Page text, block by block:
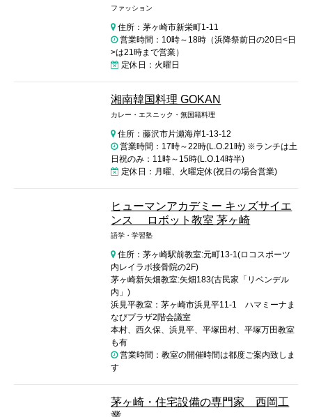
ファッション
住所：茅ヶ崎市新栄町1-11
営業時間：10時～18時（浜降祭前日の20日<日
>は21時まで営業）
定休日：火曜日
湘南韓国料理 GOKAN
カレー・エスニック・無国籍料理
住所：藤沢市片瀬海岸1-13-12
営業時間：17時～22時(L.O.21時) ※ランチは土
日祝のみ：11時～15時(L.O.14時半)
定休日：月曜、火曜定休(祝日の場合営業)
ヒューマンアカデミー キッズサイエ
ンス ロボット教室 茅ヶ崎
語学・学習塾
住所：茅ヶ崎駅前教室:元町13-1(ロコスポーツ
内レイラボ接骨院の2F)
茅ヶ崎新矢畑教室:矢畑183(古民家「リベンデル
内」)
浜見平教室：茅ヶ崎市浜見平11-1 ハマミーナま
なびプラザ2階会議室
本村、西久保、浜見平、平塚田村、平塚万田教室
も有
営業時間：教室の開催時間は都度ご案内致しま
す
茅ヶ崎・住宅設備の専門家 西岡工